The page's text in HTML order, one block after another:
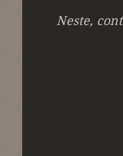
Neste,